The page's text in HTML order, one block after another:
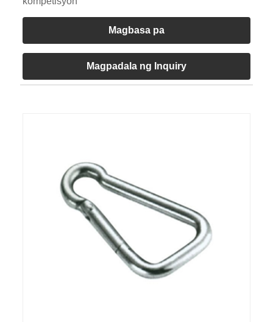
Magbasa pa
Magpadala ng Inquiry